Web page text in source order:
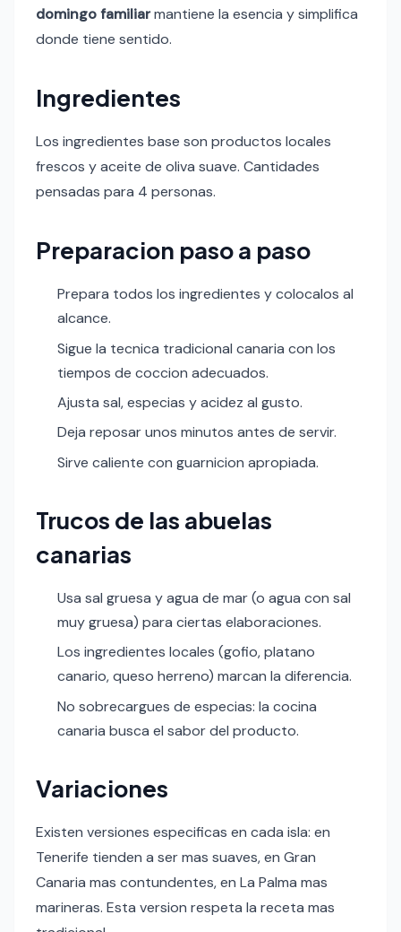
domingo familiarmantiene la esencia y simplifica
donde tiene sentido.
Ingredientes
Los ingredientes base son productos locales
frescos y aceite de oliva suave. Cantidades
pensadas para 4 personas.
Preparacion paso a paso
Prepara todos los ingredientes y colocalos al
alcance.
Sigue la tecnica tradicional canaria con los
tiempos de coccion adecuados.
Ajusta sal, especias y acidez al gusto.
Deja reposar unos minutos antes de servir.
Sirve caliente con guarnicion apropiada.
Trucos de las abuelas
canarias
Usa sal gruesa y agua de mar (o agua con sal
muy gruesa) para ciertas elaboraciones.
Los ingredientes locales (gofio, platano
canario, queso herreno) marcan la diferencia.
No sobrecargues de especias: la cocina
canaria busca el sabor del producto.
Variaciones
Existen versiones especificas en cada isla: en
Tenerife tienden a ser mas suaves, en Gran
Canaria mas contundentes, en La Palma mas
marineras. Esta version respeta la receta mas